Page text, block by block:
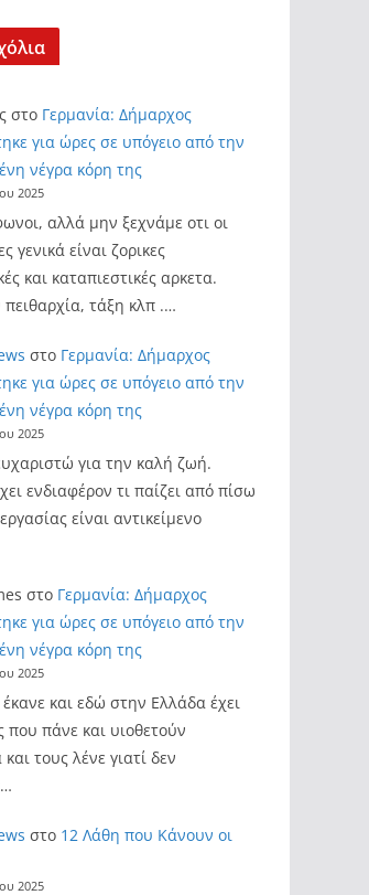
στο Γερμανία: Δήμαρχος
για ώρες σε υπόγειο από την
νέγρα κόρη της
2025
αλλά μην ξεχνάμε οτι οι
γενικά είναι ζορικες
και καταπιεστικές αρκετα.
τάξη κλπ .…
στο Γερμανία: Δήμαρχος
για ώρες σε υπόγειο από την
νέγρα κόρη της
2025
για την καλή ζωή.
ενδιαφέρον τι παίζει από πίσω
είναι αντικείμενο
στο Γερμανία: Δήμαρχος
για ώρες σε υπόγειο από την
νέγρα κόρη της
2025
και εδώ στην Ελλάδα έχει
που πάνε και υιοθετούν
τους λένε γιατί δεν
στο 12 Λάθη που Κάνουν οι
2025